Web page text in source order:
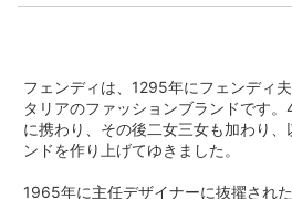
フェンディは、1295年にフェンディ
タリアのファッションブランドです
に携わり、その後二女三女も加わり
ンドを作り上げてゆきました。
1965年に主任デザイナーに抜擢され